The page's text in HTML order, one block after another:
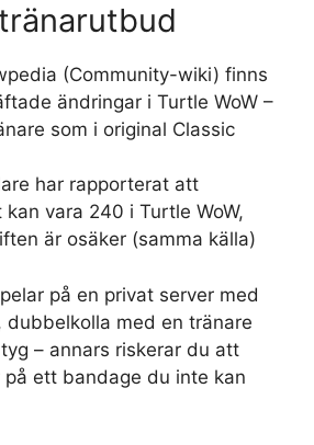
(Community-wiki) finns
ändringar i Turtle WoW –
som i original Classic
har rapporterat att
kan vara 240 i Turtle WoW,
är osäker (samma källa)
på en privat server med
dubbelkolla med en tränare
– annars riskerar du att
ett bandage du inte kan